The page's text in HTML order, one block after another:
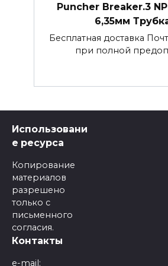
Puncher Breaker.3
6,35мм
Бесплатная доставка
при полной
Использовани
е ресурса
Копирование
материалов
разрешено
только с
письменного
согласия.
Контакты
e-mail: